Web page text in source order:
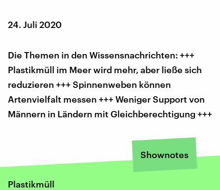
24. Juli 2020
Die Themen in den Wissensnachrichten: +++
Plastikmüll im Meer wird mehr, aber ließe sich
reduzieren +++ Spinnenweben können
Artenvielfalt messen +++ Weniger Support von
Männern in Ländern mit Gleichberechtigung +++
Shownotes
Plastikmüll